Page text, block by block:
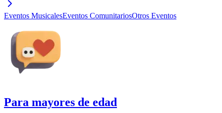
Eventos MusicalesEventos ComunitariosOtros Eventos
Para mayores de edad